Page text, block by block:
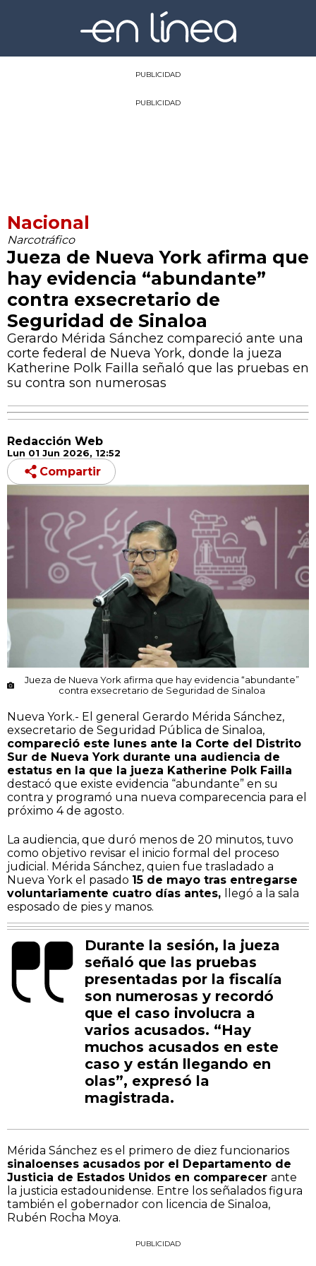
PUBLICIDAD
PUBLICIDAD
Nacional
Narcotráfico
Jueza de Nueva York afirma que
hay evidencia “abundante”
contra exsecretario de
Seguridad de Sinaloa
Gerardo Mérida Sánchez compareció ante una
corte federal de Nueva York, donde la jueza
Katherine Polk Failla señaló que las pruebas en
su contra son numerosas
Redacción Web
Lun 01 Jun 2026, 12:52
Compartir
Jueza de Nueva York afirma que hay evidencia “abundante”
contra exsecretario de Seguridad de Sinaloa
Nueva York.- El general Gerardo Mérida Sánchez,
exsecretario de Seguridad Pública de Sinaloa,
compareció este lunes ante la Corte del Distrito
Sur de Nueva York durante una audiencia de
estatus en la que la jueza Katherine Polk Failla
destacó que existe evidencia “abundante” en su
contra y programó una nueva comparecencia para el
próximo 4 de agosto.
La audiencia, que duró menos de 20 minutos, tuvo
como objetivo revisar el inicio formal del proceso
judicial. Mérida Sánchez, quien fue trasladado a
Nueva York el pasado 15 de mayo tras entregarse
voluntariamente cuatro días antes,
llegó a la sala
esposado de pies y manos.
Durante la sesión, la jueza
señaló que las pruebas
presentadas por la fiscalía
son numerosas y recordó
que el caso involucra a
varios acusados. “Hay
muchos acusados en este
caso y están llegando en
olas”, expresó la
magistrada.
Mérida Sánchez es el primero de diez funcionarios
sinaloenses acusados por el Departamento de
Justicia de Estados Unidos en comparecer ante
la justicia estadounidense. Entre los señalados figura
también el gobernador con licencia de Sinaloa,
Rubén Rocha Moya.
PUBLICIDAD